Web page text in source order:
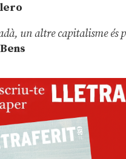
un altre capitalisme és